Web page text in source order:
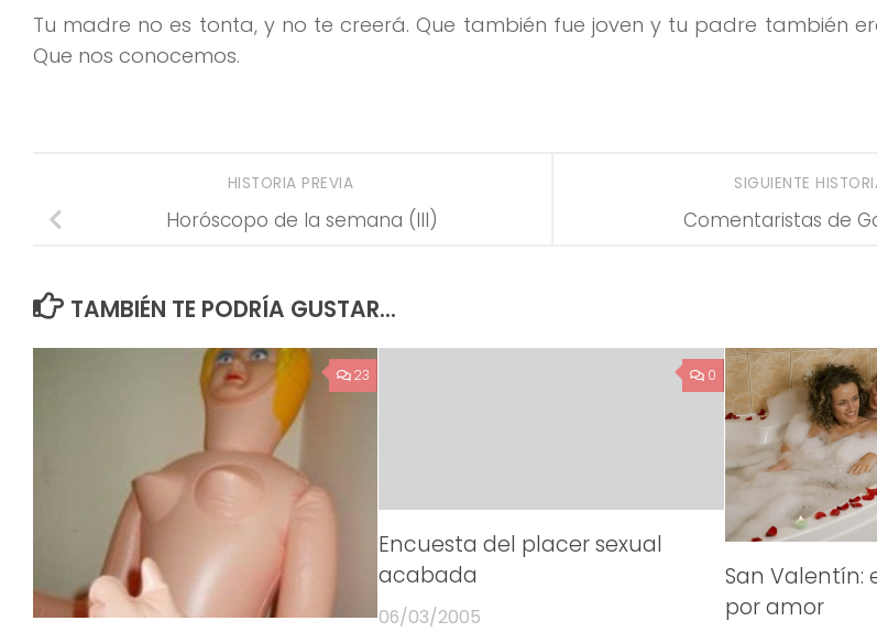
Tu madre no es tonta, y no te creerá. Que también fue joven y tu padre también
Que nos conocemos.
SIGUIENTE
Comentaristas de
HISTORIA PREVIA
Horóscopo de la semana (III)
TAMBIÉN TE PODRÍA GUSTAR...
23 0
Encuesta del placer sexual
acabada
06/03/2005
San Valentín:
por amor